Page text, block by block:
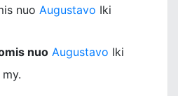
nuo Augustavo Iki
nuo Augustavo Iki
my.